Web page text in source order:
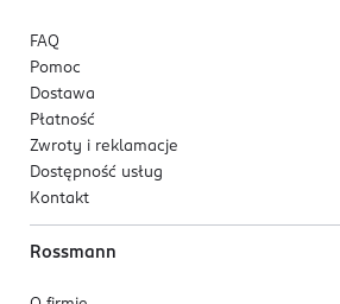
FAQ
Pomoc
Dostawa
Płatność
Zwroty i reklamacje
Dostępność usług
Kontakt
Rossmann